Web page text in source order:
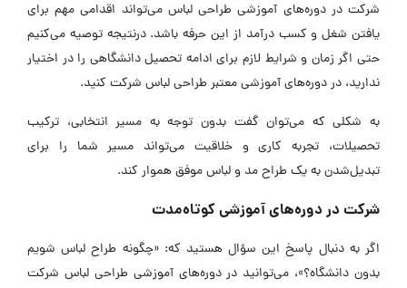
شرکت در دوره‌های آموزشی طراحی لباس می‌تواند اقدامی مهم برای
یافتن شغل و کسب درآمد از این حرفه باشد. درنتیجه توصیه می‌کنیم
حتی اگر زمان و شرایط لازم برای ادامه تحصیل دانشگاهی را در اختیار
ندارید، در دوره‌های آموزشی معتبر طراحی لباس شرکت کنید.
به شکلی که می‌توان گفت بدون توجه به مسیر انتخابی، ترکیب
تحصیلات، تجربه کاری و خلاقیت می‌تواند مسیر شما را برای
تبدیل‌شدن به یک طراح مد و لباس موفق هموار کند.
شرکت در دوره‌های آموزشی کوتاه‌مدت
اگر به دنبال پاسخ این سؤال هستید که: «چگونه طراح لباس شویم
بدون دانشگاه؟»، می‌توانید در دوره‌های آموزشی طراحی لباس شرکت